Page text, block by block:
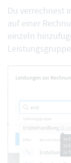
Du verrechnest
auf einer
einzeln